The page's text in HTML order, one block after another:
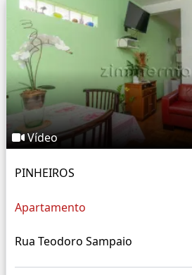
Vídeo
PINHEIROS
Apartamento
Rua Teodoro Sampaio